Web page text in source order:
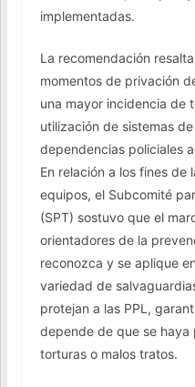
implementadas.
La recomendación
momentos de privación
una mayor incidencia de
utilización de sistemas
dependencias policiales
En relación a los fines de
equipos, el Subcomité
(SPT) sostuvo que el
orientadores de la
reconozca y se aplique
variedad de
protejan a las PPL,
depende de que se
torturas o malos tratos.